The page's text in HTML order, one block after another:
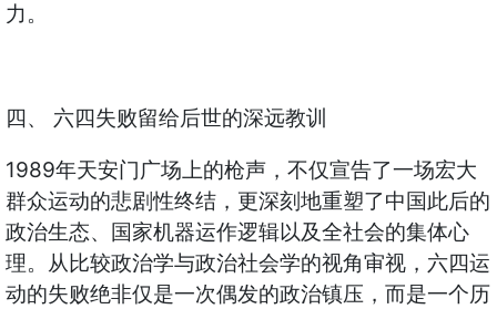
力。
四、 六四失败留给后世的深远教训
1989年天安门广场上的枪声，不仅宣告了一场宏大
群众运动的悲剧性终结，更深刻地重塑了中国此后的
政治生态、国家机器运作逻辑以及全社会的集体心
理。从比较政治学与政治社会学的视角审视，六四运
动的失败绝非仅是一次偶发的政治镇压，而是一个历